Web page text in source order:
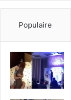
Populaire